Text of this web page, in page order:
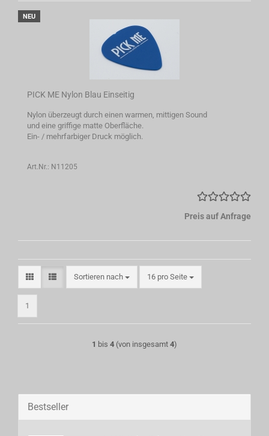
NEU
PICK ME Nylon Blau Einseitig
Nylon überzeugt durch einen warmen, mittigen Sound
und eine griffige matte Oberfläche.
Ein- / mehrfarbiger Druck möglich.
Art.Nr.: N11205
Preis auf Anfrage
Sortieren nach
Sortieren nach 16 pro Seite
pro Seite
1
1 bis 4 (von insgesamt 4)
Bestseller